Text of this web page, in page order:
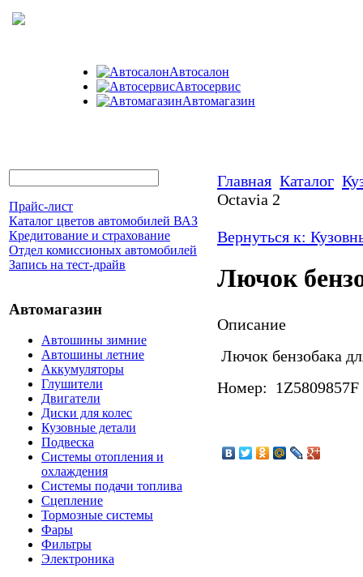
Автосалон
Автосервис
Автомагазин
Прайс-лист
Каталог цветов автомобилей ВАЗ
Кредитование и страхование
Отдел комиссионых автомобилей
Запись на тест-драйв
Автомагазин
Автошины зимние
Автошины летние
Аккумуляторы
Глушители
Двигатели
Диски для колес
Кузовные детали
Подвеска
Системы отопления и
охлаждения
Системы подачи топлива
Сцепление
Тормозные системы
Фары
Фильтры
Электроника
Главная Каталог
Octavia 2
Вернуться к:
Лючок
Описание
Лючок бензобака
Номер: 1Z5809857F